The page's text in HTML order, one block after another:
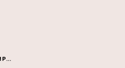
STUDIO KOMPAS